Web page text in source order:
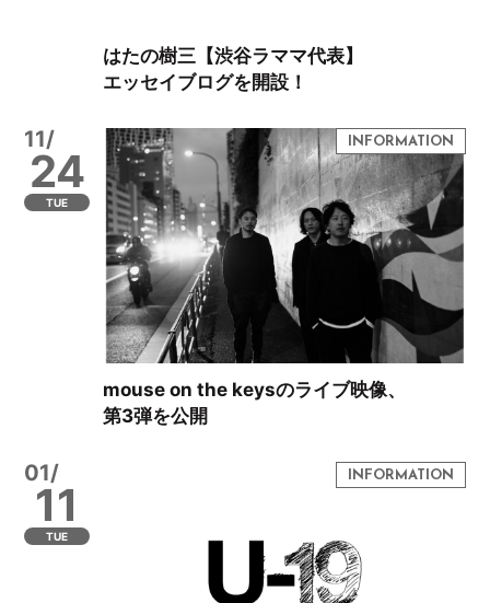
はたの樹三【渋谷ラママ代表】
エッセイブログを開設！
11/
24
TUE
mouse on the keysのライブ映像、
第3弾を公開
01/
11
TUE